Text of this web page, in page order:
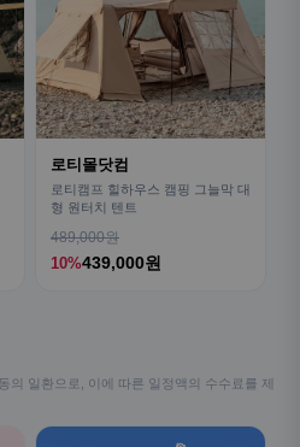
로티몰닷컴
로티캠프 힐하우스 캠핑 그늘막 대
형 원터치 텐트
489,000원
10%439,000원
의 일환으로, 이에 따른 일정액의 수수료를 제